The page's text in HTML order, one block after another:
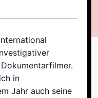
in
Jahr auch seine